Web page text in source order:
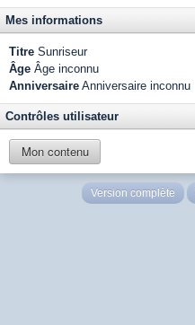
Mes informations
Titre Sunriseur
Âge Âge inconnu
Anniversaire Anniversaire inconnu
Contrôles utilisateur
Mon contenu
Version complète